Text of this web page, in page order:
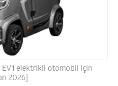
elektrikli otomobil için
2026]